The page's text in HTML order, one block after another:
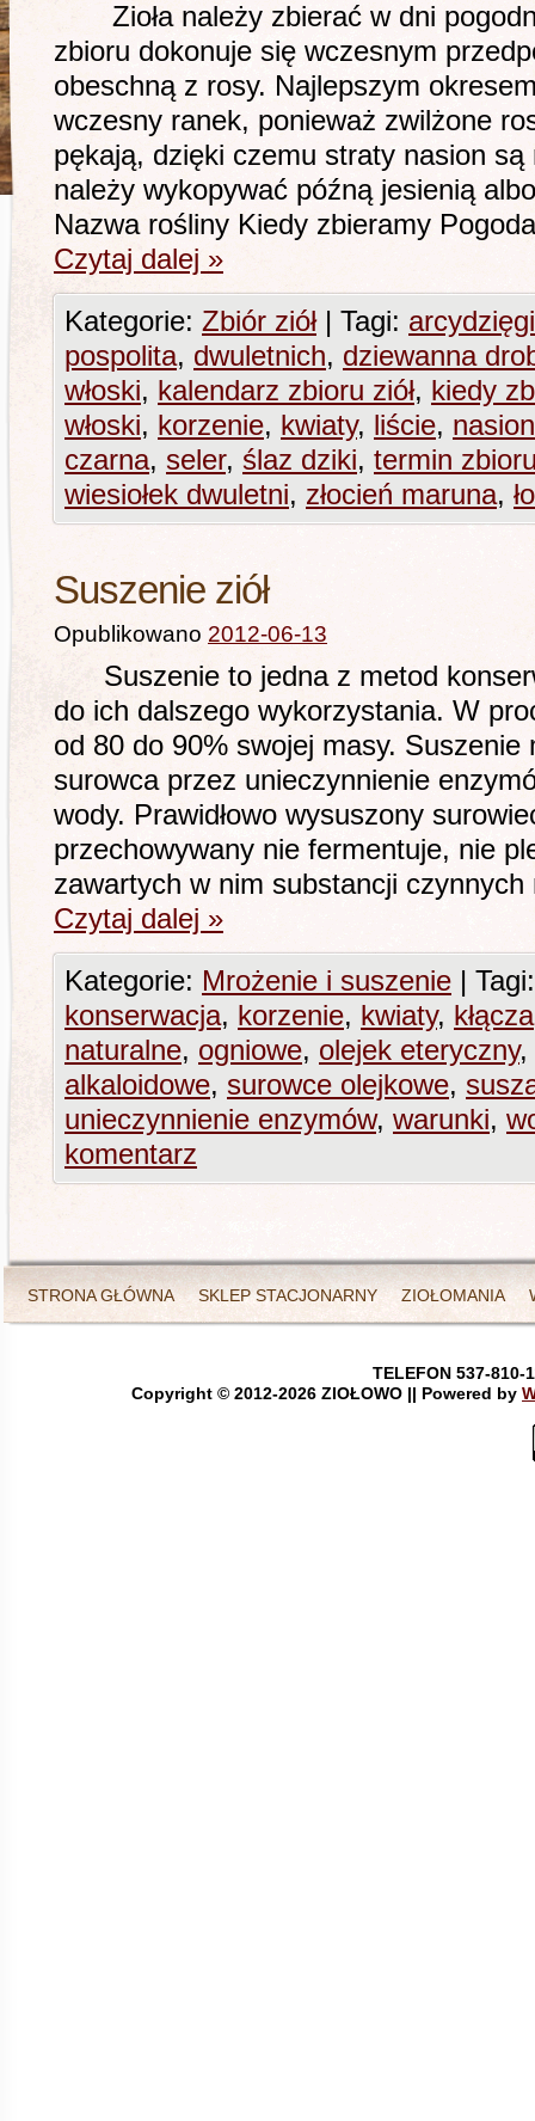
Zioła należy zbierać w dni
zbioru dokonuje się wczesnym
obeschną z rosy. Najlepszym
wczesny ranek, ponieważ zwilżone
pękają, dzięki czemu straty nasion
należy wykopywać późną jesienią
Nazwa rośliny Kiedy zbieramy
Czytaj dalej »
Kategorie: Zbiór ziół | Tagi:
pospolita, dwuletnich, dziewanna
włoski, kalendarz zbioru ziół, kiedy
włoski, korzenie, kwiaty, liście,
czarna, seler, ślaz dziki, termin
wiesiołek dwuletni, złocień maruna,
Suszenie ziół
Opublikowano 2012-06-13
Suszenie to jedna z metod
do ich dalszego wykorzystania. W
od 80 do 90% swojej masy. Suszenie
surowca przez unieczynnienie
wody. Prawidłowo wysuszony
przechowywany nie fermentuje, nie
zawartych w nim substancji
Czytaj dalej »
Kategorie: Mrożenie i suszenie | Tagi:
konserwacja, korzenie, kwiaty, kłącza
naturalne, ogniowe, olejek eteryczny,
alkaloidowe, surowce olejkowe,
unieczynnienie enzymów, warunki,
komentarz
STRONA GŁÓWNA SKLEP STACJONARNY ZIOŁOMANIA
TELEFON 537-810-
Copyright © 2012-2026 ZIOŁOWO || Powered by